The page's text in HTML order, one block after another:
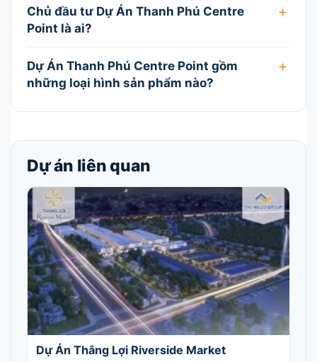
Chủ đầu tư Dự Án Thanh Phú Centre
Point là ai?
Dự Án Thanh Phú Centre Point gồm
những loại hình sản phẩm nào?
Dự án liên quan
Dự Án Thắng Lợi Riverside Market